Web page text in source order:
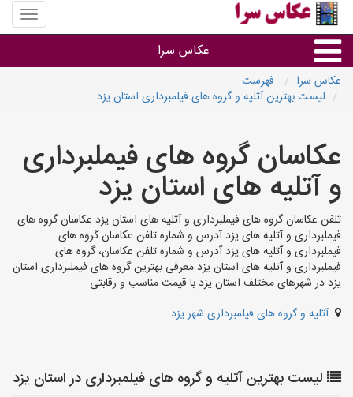
منوی
سایت
سرا
عکاس سرا
نوع خدمات
آتلیه و فیلمبرداری در هر شهر
عکاس سرا
فهرست
لیست بهترین آتلیه و گروه های فیلمبرداری استان یزد
عکاسان گروه های فیملبرداری
و آتلیه های استان یزد
تلفن عکاسان گروه های فیملبرداری و آتلیه های استان یزد عکاسان گروه های
فیملبرداری و آتلیه های یزد آدرس و شماره تلفن عکاسان گروه های
فیملبرداری و آتلیه های یزد آدرس و شماره تلفن عکاسان، گروه های
فیملبرداری و آتلیه های استان یزد معرفی بهترین گروه های فیملبرداری استان
یزد در شهرهای مختلف استان یزد با قیمت مناسب و رقابتی
آتلیه و گروه های فیلمبرداری شهر یزد
لیست بهترین آتلیه و گروه های فیلمبرداری در استان یزد